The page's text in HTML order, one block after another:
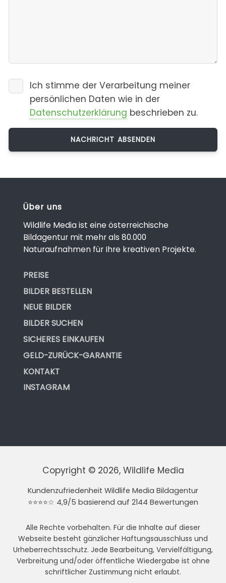
Ich stimme der Verarbeitung meiner
persönlichen Daten wie in der
Datenschutzerklärung beschrieben zu.
Über uns
Wildlife Media ist eine österreichische
Bildagentur mit mehr als 80.000
Naturaufnahmen für Ihre kreativen Projekte.
PREISE
BILDER BESTELLEN
NEUE BILDER
BILDER SUCHEN
SICHERES EINKAUFEN
GELD-ZURÜCK-GARANTIE
KONTAKT
INSTAGRAM
Copyright © 2026, Wildlife Media
Kundenzufriedenheit Wildlife Media Bildagentur
⭐⭐⭐⭐☆ 4,9/5 basierend auf 2144 Bewertungen
Alle Rechte vorbehalten. Für die Inhalte auf dieser
Webseite besteht gänzlicher Haftungsausschluss und
Urheberrechtsschutz. Jede Bearbeitung, Vervielfältigung,
Verbreitung und/oder öffentliche Wiedergabe ist ohne
schriftlicher Zustimmung nicht erlaubt.